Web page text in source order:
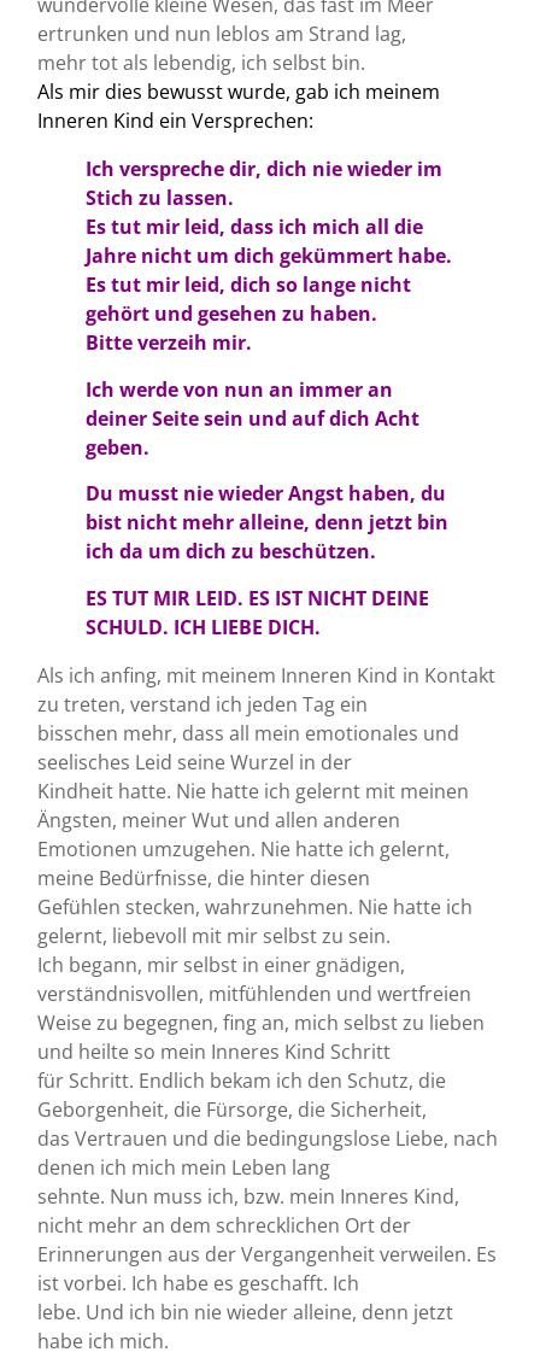
ertrunken und nun leblos am Strand lag,
mehr tot als lebendig, ich selbst bin.
Als mir dies bewusst wurde, gab ich meinem
Inneren Kind ein Versprechen:
Ich verspreche dir, dich nie wieder im
Stich zu lassen.
Es tut mir leid, dass ich mich all die
Jahre nicht um dich gekümmert habe.
Es tut mir leid, dich so lange nicht
gehört und gesehen zu haben.
Bitte verzeih mir.
Ich werde von nun an immer an
deiner Seite sein und auf dich Acht
geben.
Du musst nie wieder Angst haben, du
bist nicht mehr alleine, denn jetzt bin
ich da um dich zu beschützen.
ES TUT MIR LEID. ES IST NICHT DEINE
SCHULD. ICH LIEBE DICH.
Als ich anfing, mit meinem Inneren Kind in Kontakt
zu treten, verstand ich jeden Tag ein
bisschen mehr, dass all mein emotionales und
seelisches Leid seine Wurzel in der
Kindheit hatte. Nie hatte ich gelernt mit meinen
Ängsten, meiner Wut und allen anderen
Emotionen umzugehen. Nie hatte ich gelernt,
meine Bedürfnisse, die hinter diesen
Gefühlen stecken, wahrzunehmen. Nie hatte ich
gelernt, liebevoll mit mir selbst zu sein.
Ich begann, mir selbst in einer gnädigen,
verständnisvollen, mitfühlenden und wertfreien
Weise zu begegnen, fing an, mich selbst zu lieben
und heilte so mein Inneres Kind Schritt
für Schritt. Endlich bekam ich den Schutz, die
Geborgenheit, die Fürsorge, die Sicherheit,
das Vertrauen und die bedingungslose Liebe, nach
denen ich mich mein Leben lang
sehnte. Nun muss ich, bzw. mein Inneres Kind,
nicht mehr an dem schrecklichen Ort der
Erinnerungen aus der Vergangenheit verweilen. Es
ist vorbei. Ich habe es geschafft. Ich
lebe. Und ich bin nie wieder alleine, denn jetzt
habe ich mich.